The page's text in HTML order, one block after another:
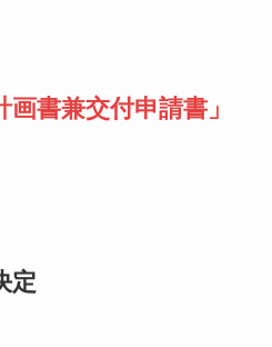
画書兼交付申請書」
定